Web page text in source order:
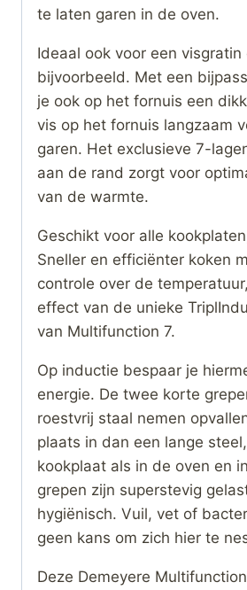
te laten garen in de oven.
Ideaal ook voor een
bijvoorbeeld. Met een
je ook op het fornuis een
vis op het fornuis langzaam
garen. Het exclusieve 7-
aan de rand zorgt voor
van de warmte.
Geschikt voor alle
Sneller en efficiënter koken
controle over de
effect van de unieke
van Multifunction 7.
Op inductie bespaar je
energie. De twee korte
roestvrij staal nemen
plaats in dan een lange
kookplaat als in de oven en
grepen zijn superstevig
hygiënisch. Vuil, vet of
geen kans om zich hier te
Deze Demeyere